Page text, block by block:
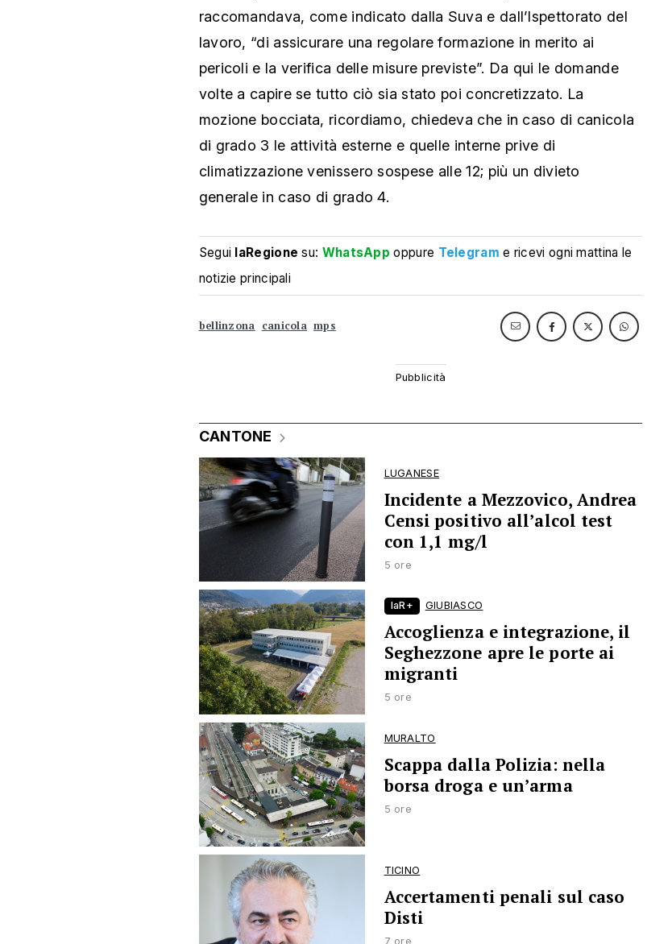
raccomandava, come indicato dalla Suva e dall’Ispettorato del
lavoro, “di assicurare una regolare formazione in merito ai
pericoli e la verifica delle misure previste”. Da qui le domande
volte a capire se tutto ciò sia stato poi concretizzato. La
mozione bocciata, ricordiamo, chiedeva che in caso di canicola
di grado 3 le attività esterne e quelle interne prive di
climatizzazione venissero sospese alle 12; più un divieto
generale in caso di grado 4.
Segui laRegione su: WhatsApp oppure Telegram e ricevi ogni mattina le
notizie principali
bellinzona canicola mps
CANTONE
LUGANESE
Incidente a Mezzovico, Andrea
Censi positivo all’alcol test
con 1,1 mg/l
5 ore
laR+ GIUBIASCO
Accoglienza e integrazione, il
Seghezzone apre le porte ai
migranti
5 ore
MURALTO
Scappa dalla Polizia: nella
borsa droga e un’arma
5 ore
TICINO
Accertamenti penali sul caso
Disti
7 ore